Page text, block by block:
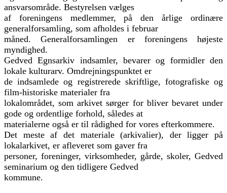
ansvarsområde. Bestyrelsen vælges
af foreningens medlemmer, på den årlige ordinære
generalforsamling, som afholdes i februar
måned. Generalforsamlingen er foreningens højeste
myndighed.
Gedved Egnsarkiv indsamler, bevarer og formidler den
lokale kulturarv. Omdrejningspunktet er
de indsamlede og registrerede skriftlige, fotografiske og
film-historiske materialer fra
lokalområdet, som arkivet sørger for bliver bevaret under
gode og ordentlige forhold, således at
materialerne også er til rådighed for vores efterkommere.
Det meste af det materiale (arkivalier), der ligger på
lokalarkivet, er afleveret som gaver fra
personer, foreninger, virksomheder, gårde, skoler, Gedved
seminarium og den tidligere Gedved
kommune.